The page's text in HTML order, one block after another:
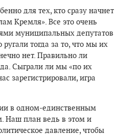
для тех, кто сразу начнет
Кремля». Все это очень
муниципальных депутатов
тогда за то, что мы их
нет. Правильно ли
Сыграли ли мы «по их
зарегистрировали, игра
в одном-единственным
Наш план ведь в этом и
давление, чтобы